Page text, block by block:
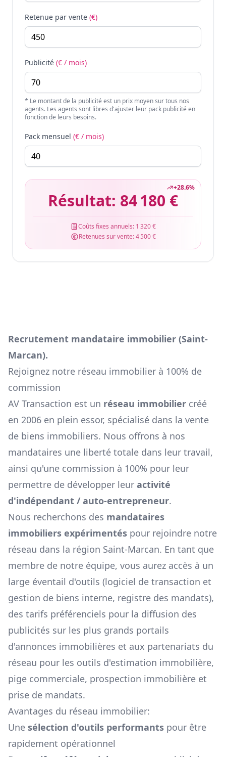
Retenue par vente (€)
Publicité (€ / mois)
* Le montant de la publicité est un prix moyen sur tous nos
agents. Les agents sont libres d'ajuster leur pack publicité en
fonction de leurs besoins.
Pack mensuel (€ / mois)
+28.6%
Résultat: 84 180 €
Coûts fixes annuels: 1 320 €
Retenues sur vente:4 500 €
Recrutement mandataire immobilier (Saint-
Marcan).
Rejoignez notre réseau immobilier à 100% de
commission
AV Transaction est un réseau immobilier créé
en 2006 en plein essor, spécialisé dans la vente
de biens immobiliers. Nous offrons à nos
mandataires une liberté totale dans leur travail,
ainsi qu'une commission à 100% pour leur
permettre de développer leur activité
d'indépendant / auto-entrepreneur.
Nous recherchons des mandataires
immobiliers expérimentés pour rejoindre notre
réseau dans la région Saint-Marcan. En tant que
membre de notre équipe, vous aurez accès à un
large éventail d'outils (logiciel de transaction et
gestion de biens interne, registre des mandats),
des tarifs préférenciels pour la diffusion des
publicités sur les plus grands portails
d'annonces immobilières et aux partenariats du
réseau pour les outils d'estimation immobilière,
pige commerciale, prospection immobilière et
prise de mandats.
Avantages du réseau immobilier:
Une sélection d'outils performants pour être
rapidement opérationnel